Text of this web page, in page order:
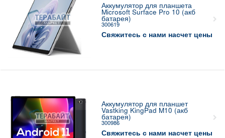
Аккумулятор для планшета
Microsoft Surface Pro 10 (акб
батарея)
300619
Свяжитесь с нами насчет цены
Аккумулятор для планшет
Vastking KingPad M10 (акб
батарея)
300986
Свяжитесь с нами насчет цены